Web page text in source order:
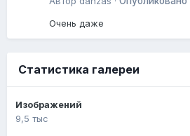
Очень даже
Статистика галереи
Изображений
9,5 тыс